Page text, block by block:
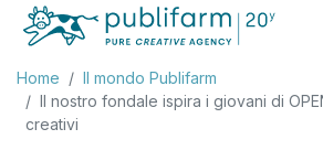
Home
Il mondo Publifarm
Il nostro fondale ispira i giovani di
creativi